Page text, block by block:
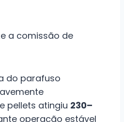
a comissão de
do parafuso
pellets atingiu 230–
operação estável